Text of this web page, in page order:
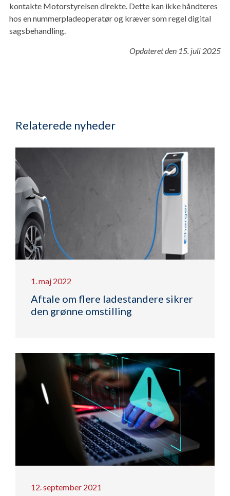
kontakte Motorstyrelsen direkte. Dette kan ikke håndteres
hos en nummerpladeoperatør og kræver som regel digital
sagsbehandling.
Opdateret den 15. juli 2025
Relaterede nyheder
1. maj 2022
Aftale om flere ladestandere sikrer
den grønne omstilling
12. september 2021